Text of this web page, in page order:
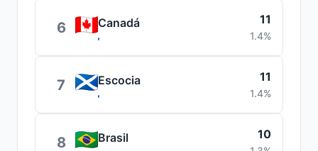
6 Canadá 11
1.4%
7 Escocia 11
1.4%
8 Brasil 10